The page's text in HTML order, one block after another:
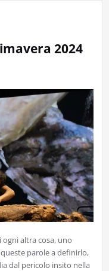
2024
ogni altra cosa, uno
parole a definirlo,
dal pericolo insito nella